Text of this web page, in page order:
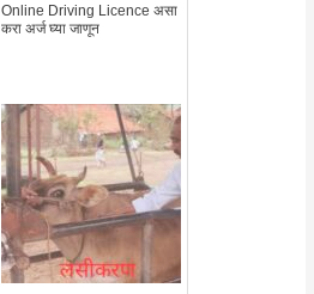
Online Driving Licence असा
करा अर्ज घ्या जाणून